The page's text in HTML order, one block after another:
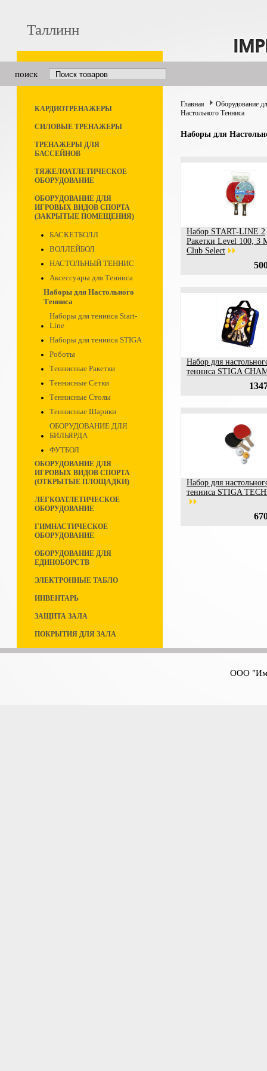
Таллинн
поиск
КАРДИОТРЕНАЖЕРЫ
СИЛОВЫЕ ТРЕНАЖЕРЫ
ТРЕНАЖЕРЫ ДЛЯ
БАССЕЙНОВ
ТЯЖЕЛОАТЛЕТИЧЕСКОЕ
ОБОРУДОВАНИЕ
ОБОРУДОВАНИЕ ДЛЯ
ИГРОВЫХ ВИДОВ СПОРТА
(ЗАКРЫТЫЕ ПОМЕЩЕНИЯ)
БАСКЕТБОЛЛ
ВОЛЛЕЙБОЛ
НАСТОЛЬНЫЙ ТЕННИС
Аксессуары для Тенниса
Наборы для Настольного
Тенниса
Наборы для тенниса Start-
Line
Наборы для тенниса STIGA
Роботы
Теннисные Ракетки
Теннисные Сетки
Теннисные Столы
Теннисные Шарики
ОБОРУДОВАНИЕ ДЛЯ
БИЛЬЯРДА
ФУТБОЛ
ОБОРУДОВАНИЕ ДЛЯ
ИГРОВЫХ ВИДОВ СПОРТА
(ОТКРЫТЫЕ ПЛОЩАДКИ)
ЛЕГКОАТЛЕТИЧЕСКОЕ
ОБОРУДОВАНИЕ
ГИМНАСТИЧЕСКОЕ
ОБОРУДОВАНИЕ
ОБОРУДОВАНИЕ ДЛЯ
ЕДИНОБОРСТВ
ЭЛЕКТРОННЫЕ ТАБЛО
ИНВЕНТАРЬ
ЗАЩИТА ЗАЛА
ПОКРЫТИЯ ДЛЯ ЗАЛА
Главная
Оборудование
Настольного Тенниса
Наборы для
Набор START-LINE 2
Ракетки Level 100, 3
Club Select
Набор для
тенниса STIGA
Набор для
тенниса STIGA
ООО